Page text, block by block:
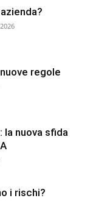
regole
la nuova sfida
i rischi?